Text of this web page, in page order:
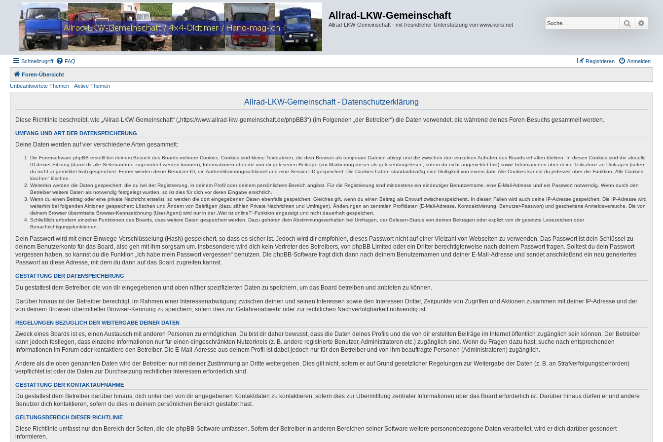
Allrad-LKW-Gemeinschaft
Allrad-LKW-Gemeinschaft - mit freundlicher Unterstützung von www.noris.net Suche
Schnellzugriff FAQ Anmelden
Registrieren
Foren-Übersicht
Unbeantwortete Themen
Aktive Themen
Allrad-LKW-Gemeinschaft - Datenschutzerklärung
Diese Richtlinie beschreibt, wie „Allrad-LKW-Gemeinschaft“ („https://www.allrad-lkw-gemeinschaft.de/phpBB3“) (im Folgenden „der Betreiber“) die Daten verwendet, die während deines Foren-Besuchs gesammelt werden.
UMFANG UND ART DER DATENSPEICHERUNG
Deine Daten werden auf vier verschiedene Arten gesammelt:
Die Forensoftware phpBB erstellt bei deinem Besuch des Boards mehrere Cookies. Cookies sind kleine Textdateien, die dein Browser als temporäre Dateien ablegt und die zwischen den einzelnen Aufrufen des Boards erhalten bleiben. In diesen Cookies sind die aktuelle
ID deiner Sitzung (damit dir alle Seitenaufrufe zugeordnet werden können), Informationen über die von dir gelesenen Beiträge (zur Markierung dieser als gelesen/ungelesen; sofern du nicht angemeldet bist) sowie Informationen über deine Teilnahme an Umfragen (sofern
du nicht angemeldet bist) gespeichert. Ferner werden deine Benutzer-ID, ein Authentifizierungsschlüssel und eine Session-ID gespeichert. Die Cookies haben standardmäßig eine Gültigkeit von einem Jahr. Alle Cookies kannst du jederzeit über die Funktion „Alle Cookies
löschen“ löschen.
Weiterhin werden die Daten gespeichert, die du bei der Registrierung, in deinem Profil oder deinem persönlichem Bereich angibst. Für die Registrierung sind mindestens ein eindeutiger Benutzername, eine E-Mail-Adresse und ein Passwort notwendig. Wenn durch den
Betreiber weitere Daten als notwendig festgelegt wurden, so ist dies für dich vor deren Eingabe ersichtlich.
Wenn du einen Beitrag oder eine private Nachricht erstellst, so werden die dort eingegebenen Daten ebenfalls gespeichert. Gleiches gilt, wenn du einen Beitrag als Entwurf zwischenspeicherst. In diesen Fällen wird auch deine IP-Adresse gespeichert. Die IP-Adresse wird
weiterhin bei folgenden Aktionen gespeichert: Löschen und Ändern von Beiträgen (dazu zählen Private Nachrichten und Umfragen), Änderungen an zentralen Profildaten (E-Mail-Adresse, Kontoaktivierung, Benutzer-Passwort) und gescheiterte Anmeldeversuche. Die von
deinem Browser übermittelte Browser-Kennzeichnung (User Agent) wird nur in der „Wer ist online?“-Funktion angezeigt und nicht dauerhaft gespeichert.
Schließlich erfordern einzelne Funktionen des Boards, dass weitere Daten gespeichert werden. Dazu gehören dein Abstimmungsverhalten bei Umfragen, der Gelesen-Status von deinen Beiträgen oder explizit von dir gesetzte Lesezeichen oder
Benachrichtigungsfunktionen.
Dein Passwort wird mit einer Einwege-Verschlüsselung (Hash) gespeichert, so dass es sicher ist. Jedoch wird dir empfohlen, dieses Passwort nicht auf einer Vielzahl von Webseiten zu verwenden. Das Passwort ist dein Schlüssel zu
deinem Benutzerkonto für das Board, also geh mit ihm sorgsam um. Insbesondere wird dich kein Vertreter des Betreibers, von phpBB Limited oder ein Dritter berechtigterweise nach deinem Passwort fragen. Solltest du dein Passwort
vergessen haben, so kannst du die Funktion „Ich habe mein Passwort vergessen“ benutzen. Die phpBB-Software fragt dich dann nach deinem Benutzernamen und deiner E-Mail-Adresse und sendet anschließend ein neu generiertes
Passwort an diese Adresse, mit dem du dann auf das Board zugreifen kannst.
GESTATTUNG DER DATENSPEICHERUNG
Du gestattest dem Betreiber, die von dir eingegebenen und oben näher spezifizierten Daten zu speichern, um das Board betreiben und anbieten zu können.
Darüber hinaus ist der Betreiber berechtigt, im Rahmen einer Interessenabwägung zwischen deinen und seinen Interessen sowie den Interessen Dritter, Zeitpunkte von Zugriffen und Aktionen zusammen mit deiner IP-Adresse und der
von deinem Browser übermittelter Browser-Kennung zu speichern, sofern dies zur Gefahrenabwehr oder zur rechtlichen Nachverfolgbarkeit notwendig ist.
REGELUNGEN BEZÜGLICH DER WEITERGABE DEINER DATEN
Zweck eines Boards ist es, einen Austausch mit anderen Personen zu ermöglichen. Du bist dir daher bewusst, dass die Daten deines Profils und die von dir erstellten Beiträge im Internet öffentlich zugänglich sein können. Der Betreiber
kann jedoch festlegen, dass einzelne Informationen nur für einen eingeschränkten Nutzerkreis (z. B. andere registrierte Benutzer, Administratoren etc.) zugänglich sind. Wenn du Fragen dazu hast, suche nach entsprechenden
Informationen im Forum oder kontaktiere den Betreiber. Die E-Mail-Adresse aus deinem Profil ist dabei jedoch nur für den Betreiber und von ihm beauftragte Personen (Administratoren) zugänglich.
Andere als die oben genannten Daten wird der Betreiber nur mit deiner Zustimmung an Dritte weitergeben. Dies gilt nicht, sofern er auf Grund gesetzlicher Regelungen zur Weitergabe der Daten (z. B. an Strafverfolgungsbehörden)
verpflichtet ist oder die Daten zur Durchsetzung rechtlicher Interessen erforderlich sind.
GESTATTUNG DER KONTAKTAUFNAHME
Du gestattest dem Betreiber darüber hinaus, dich unter den von dir angegebenen Kontaktdaten zu kontaktieren, sofern dies zur Übermittlung zentraler Informationen über das Board erforderlich ist. Darüber hinaus dürfen er und andere
Benutzer dich kontaktieren, sofern du dies in deinem persönlichen Bereich gestattet hast.
GELTUNGSBEREICH DIESER RICHTLINIE
Diese Richtlinie umfasst nur den Bereich der Seiten, die die phpBB-Software umfassen. Sofern der Betreiber in anderen Bereichen seiner Software weitere personenbezogene Daten verarbeitet, wird er dich darüber gesondert
informieren.